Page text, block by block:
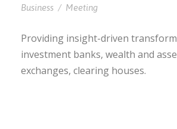
Business / Meeting
Providing insight-driven
investment banks, wealth and
exchanges, clearing houses.